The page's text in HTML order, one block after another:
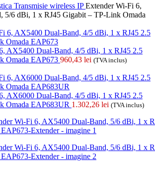
Transmisie wireless IPExtender Wi-Fi 6,
5/6 dBi, 1 x RJ45 Gigabit – TP-Link Omada
AX5400 Dual-Band, 4/5 dBi, 1 x RJ45 2.5
Omada EAP673 960,43 lei (TVA inclus)
AX6000 Dual-Band, 4/5 dBi, 1 x RJ45 2.5
Omada EAP683UR 1.302,26 lei (TVA inclus)